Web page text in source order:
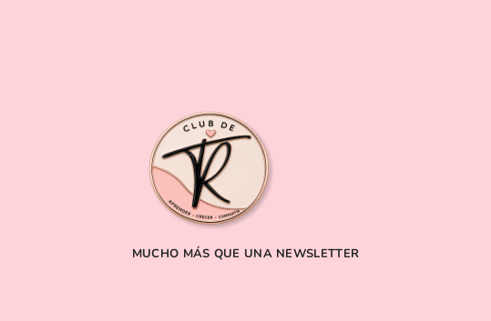
MUCHO MÁS QUE UNA NEWSLETTER